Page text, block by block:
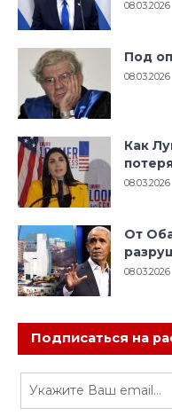
08.03.2026
Под
08.03.2026
Как
08.03.2026
От
08.03.2026
Подписаться на